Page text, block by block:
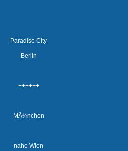
Paradise City
Berlin
++++++
MÃ¼nchen
nahe Wien